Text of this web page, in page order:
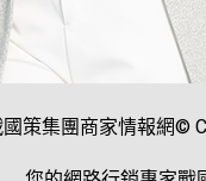
策集團商家情報網©